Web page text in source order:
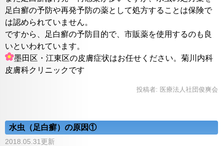
足白癬の予防や再発予防の薬として処方することは保険で
は認められていません。
ですから、足白癬の予防目的で、市販薬を使用するのも良
いといわれています。
墨田区・江東区の皮膚症状はお任せください。菊川内科
皮膚科クリニックです
投稿者: 医療法人社団俊爽会
水虫（足白癬）の原因①
2018.05.31更新